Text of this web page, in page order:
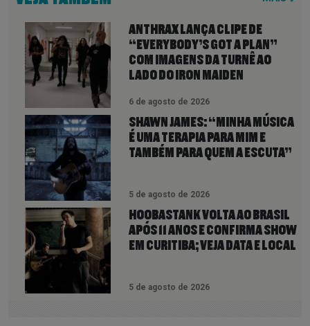
ANTHRAX LANÇA CLIPE DE
“EVERYBODY’S GOT A PLAN”
COM IMAGENS DA TURNÊ AO
LADO DO IRON MAIDEN
6 de agosto de 2026
SHAWN JAMES: “MINHA MÚSICA
É UMA TERAPIA PARA MIM E
TAMBÉM PARA QUEM A ESCUTA”
5 de agosto de 2026
HOOBASTANK VOLTA AO BRASIL
APÓS 11 ANOS E CONFIRMA SHOW
EM CURITIBA; VEJA DATA E LOCAL
5 de agosto de 2026